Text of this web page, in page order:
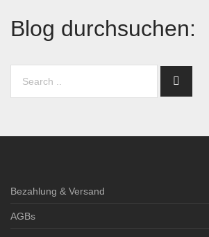
Blog durchsuchen:
Bezahlung & Versand
AGBs